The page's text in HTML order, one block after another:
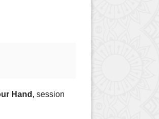
Hand , session